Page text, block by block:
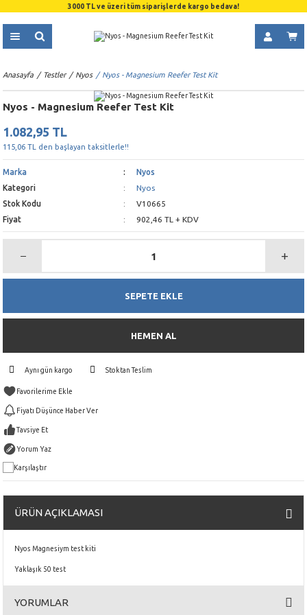
3000 TL ve üzeri tüm siparişlerde kargo bedava!
Anasayfa Testler Nyos Nyos - Magnesium Reefer Test Kit
Nyos - Magnesium Reefer Test Kit
1.082,95 TL
115,06 TL den başlayan taksitlerle!!
Marka
Nyos
Kategori
Nyos
Stok Kodu
V10665
Fiyat
902,46 TL + KDV
SEPETE EKLE
HEMEN AL
Aynı gün kargo Stoktan Teslim
Fiyatı Düşünce Haber Ver
Tavsiye Et
Yorum Yaz
Karşılaştır
ÜRÜN AÇIKLAMASI
Nyos Magnesiym test kiti
Yaklaşık 50 test
YORUMLAR